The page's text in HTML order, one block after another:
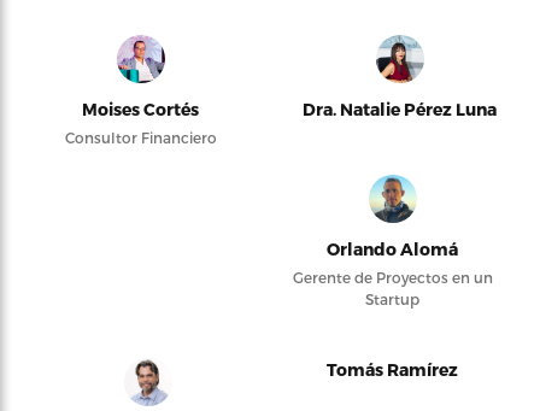
Moises Cortés
Consultor Financiero
Dra. Natalie Pérez Luna
Orlando Alomá
Gerente de Proyectos en un
Startup
Tomás Ramírez